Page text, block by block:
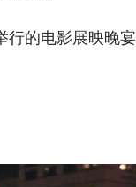
行的电影展映晚宴